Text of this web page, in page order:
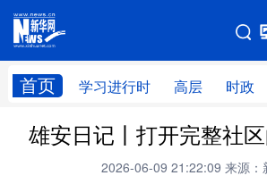
首页 学习进行时 高层 时政
网站地图
学习进行时 高层 时政
财经 网评
雄安日记丨打开完整社
2026-06-09 21:22:09 来源：